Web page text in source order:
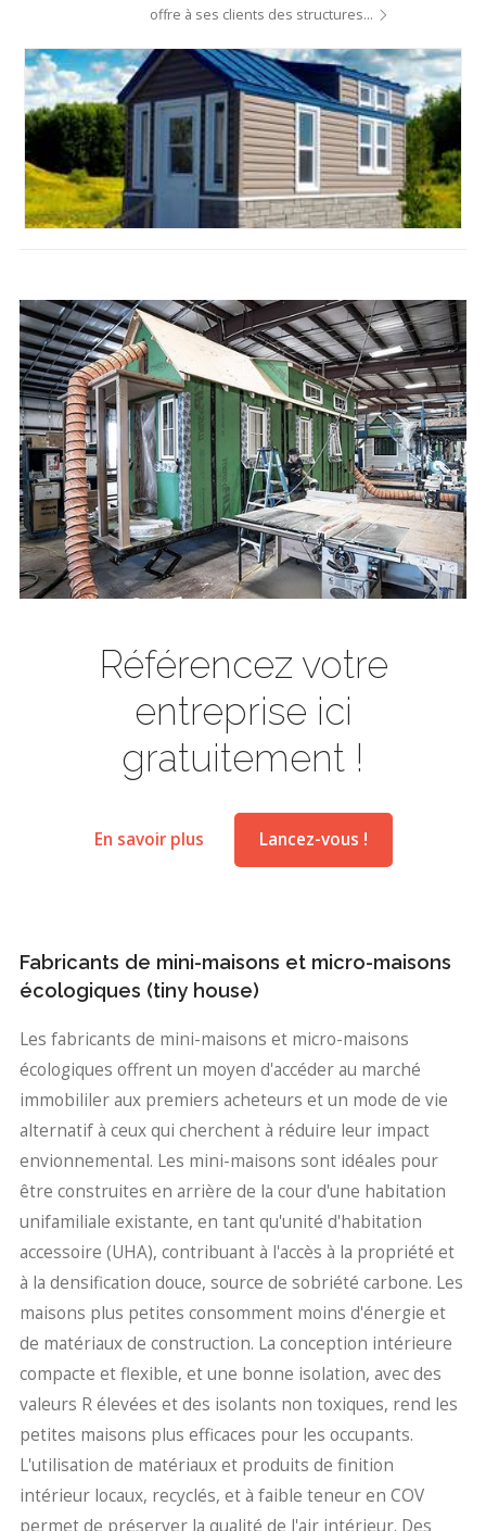
offre à ses clients des structures…
Référencez votre
entreprise ici
gratuitement !
En savoir plus Lancez-vous !
Fabricants de mini-maisons et micro-maisons
écologiques (tiny house)
Les fabricants de mini-maisons et micro-maisons
écologiques offrent un moyen d'accéder au marché
immobililer aux premiers acheteurs et un mode de vie
alternatif à ceux qui cherchent à réduire leur impact
envionnemental. Les mini-maisons sont idéales pour
être construites en arrière de la cour d'une habitation
unifamiliale existante, en tant qu'unité d'habitation
accessoire (UHA), contribuant à l'accès à la propriété et
à la densification douce, source de sobriété carbone. Les
maisons plus petites consomment moins d'énergie et
de matériaux de construction. La conception intérieure
compacte et flexible, et une bonne isolation, avec des
valeurs R élevées et des isolants non toxiques, rend les
petites maisons plus efficaces pour les occupants.
L'utilisation de matériaux et produits de finition
intérieur locaux, recyclés, et à faible teneur en COV
permet de préserver la qualité de l'air intérieur. Des